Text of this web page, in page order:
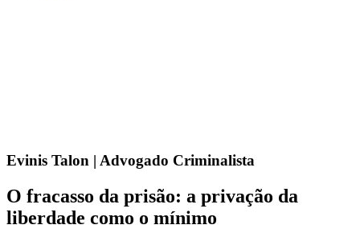
Evinis Talon | Advogado Criminalista
O fracasso da prisão: a privação da
liberdade como o mínimo